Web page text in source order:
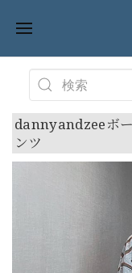
dannyandzeeボ
ンツ